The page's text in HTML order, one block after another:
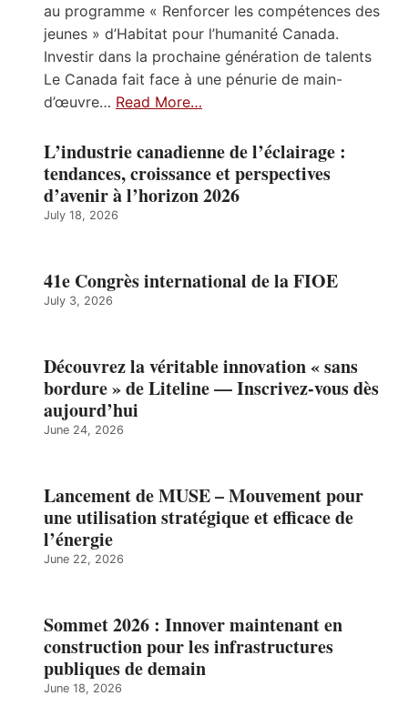
au programme « Renforcer les compétences des
jeunes » d’Habitat pour l’humanité Canada.
Investir dans la prochaine génération de talents
Le Canada fait face à une pénurie de main-
d’œuvre… Read More…
L’industrie canadienne de l’éclairage :
tendances, croissance et perspectives
d’avenir à l’horizon 2026
July 18, 2026
41e Congrès international de la FIOE
July 3, 2026
Découvrez la véritable innovation « sans
bordure » de Liteline — Inscrivez-vous dès
aujourd’hui
June 24, 2026
Lancement de MUSE – Mouvement pour
une utilisation stratégique et efficace de
l’énergie
June 22, 2026
Sommet 2026 : Innover maintenant en
construction pour les infrastructures
publiques de demain
June 18, 2026